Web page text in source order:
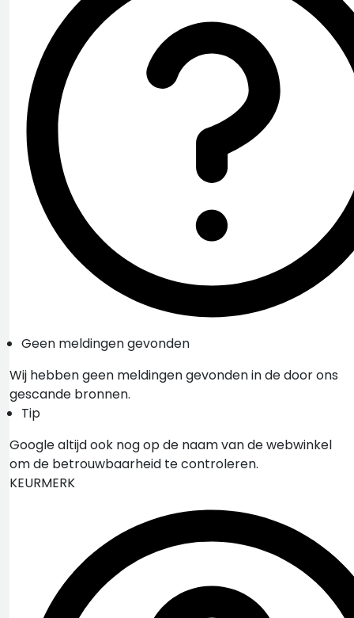
Geen meldingen gevonden
Wij hebben geen meldingen gevonden in de door ons
gescande bronnen.
Tip
Google altijd ook nog op de naam van de webwinkel
om de betrouwbaarheid te controleren.
KEURMERK